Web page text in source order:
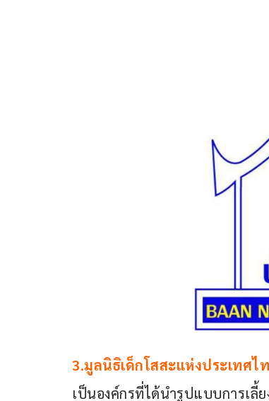
3.มูลนิธิเด็กโสสะแห่งประเทศ
เป็นองค์กรที่ได้นำรูปแบบการเลี้ย